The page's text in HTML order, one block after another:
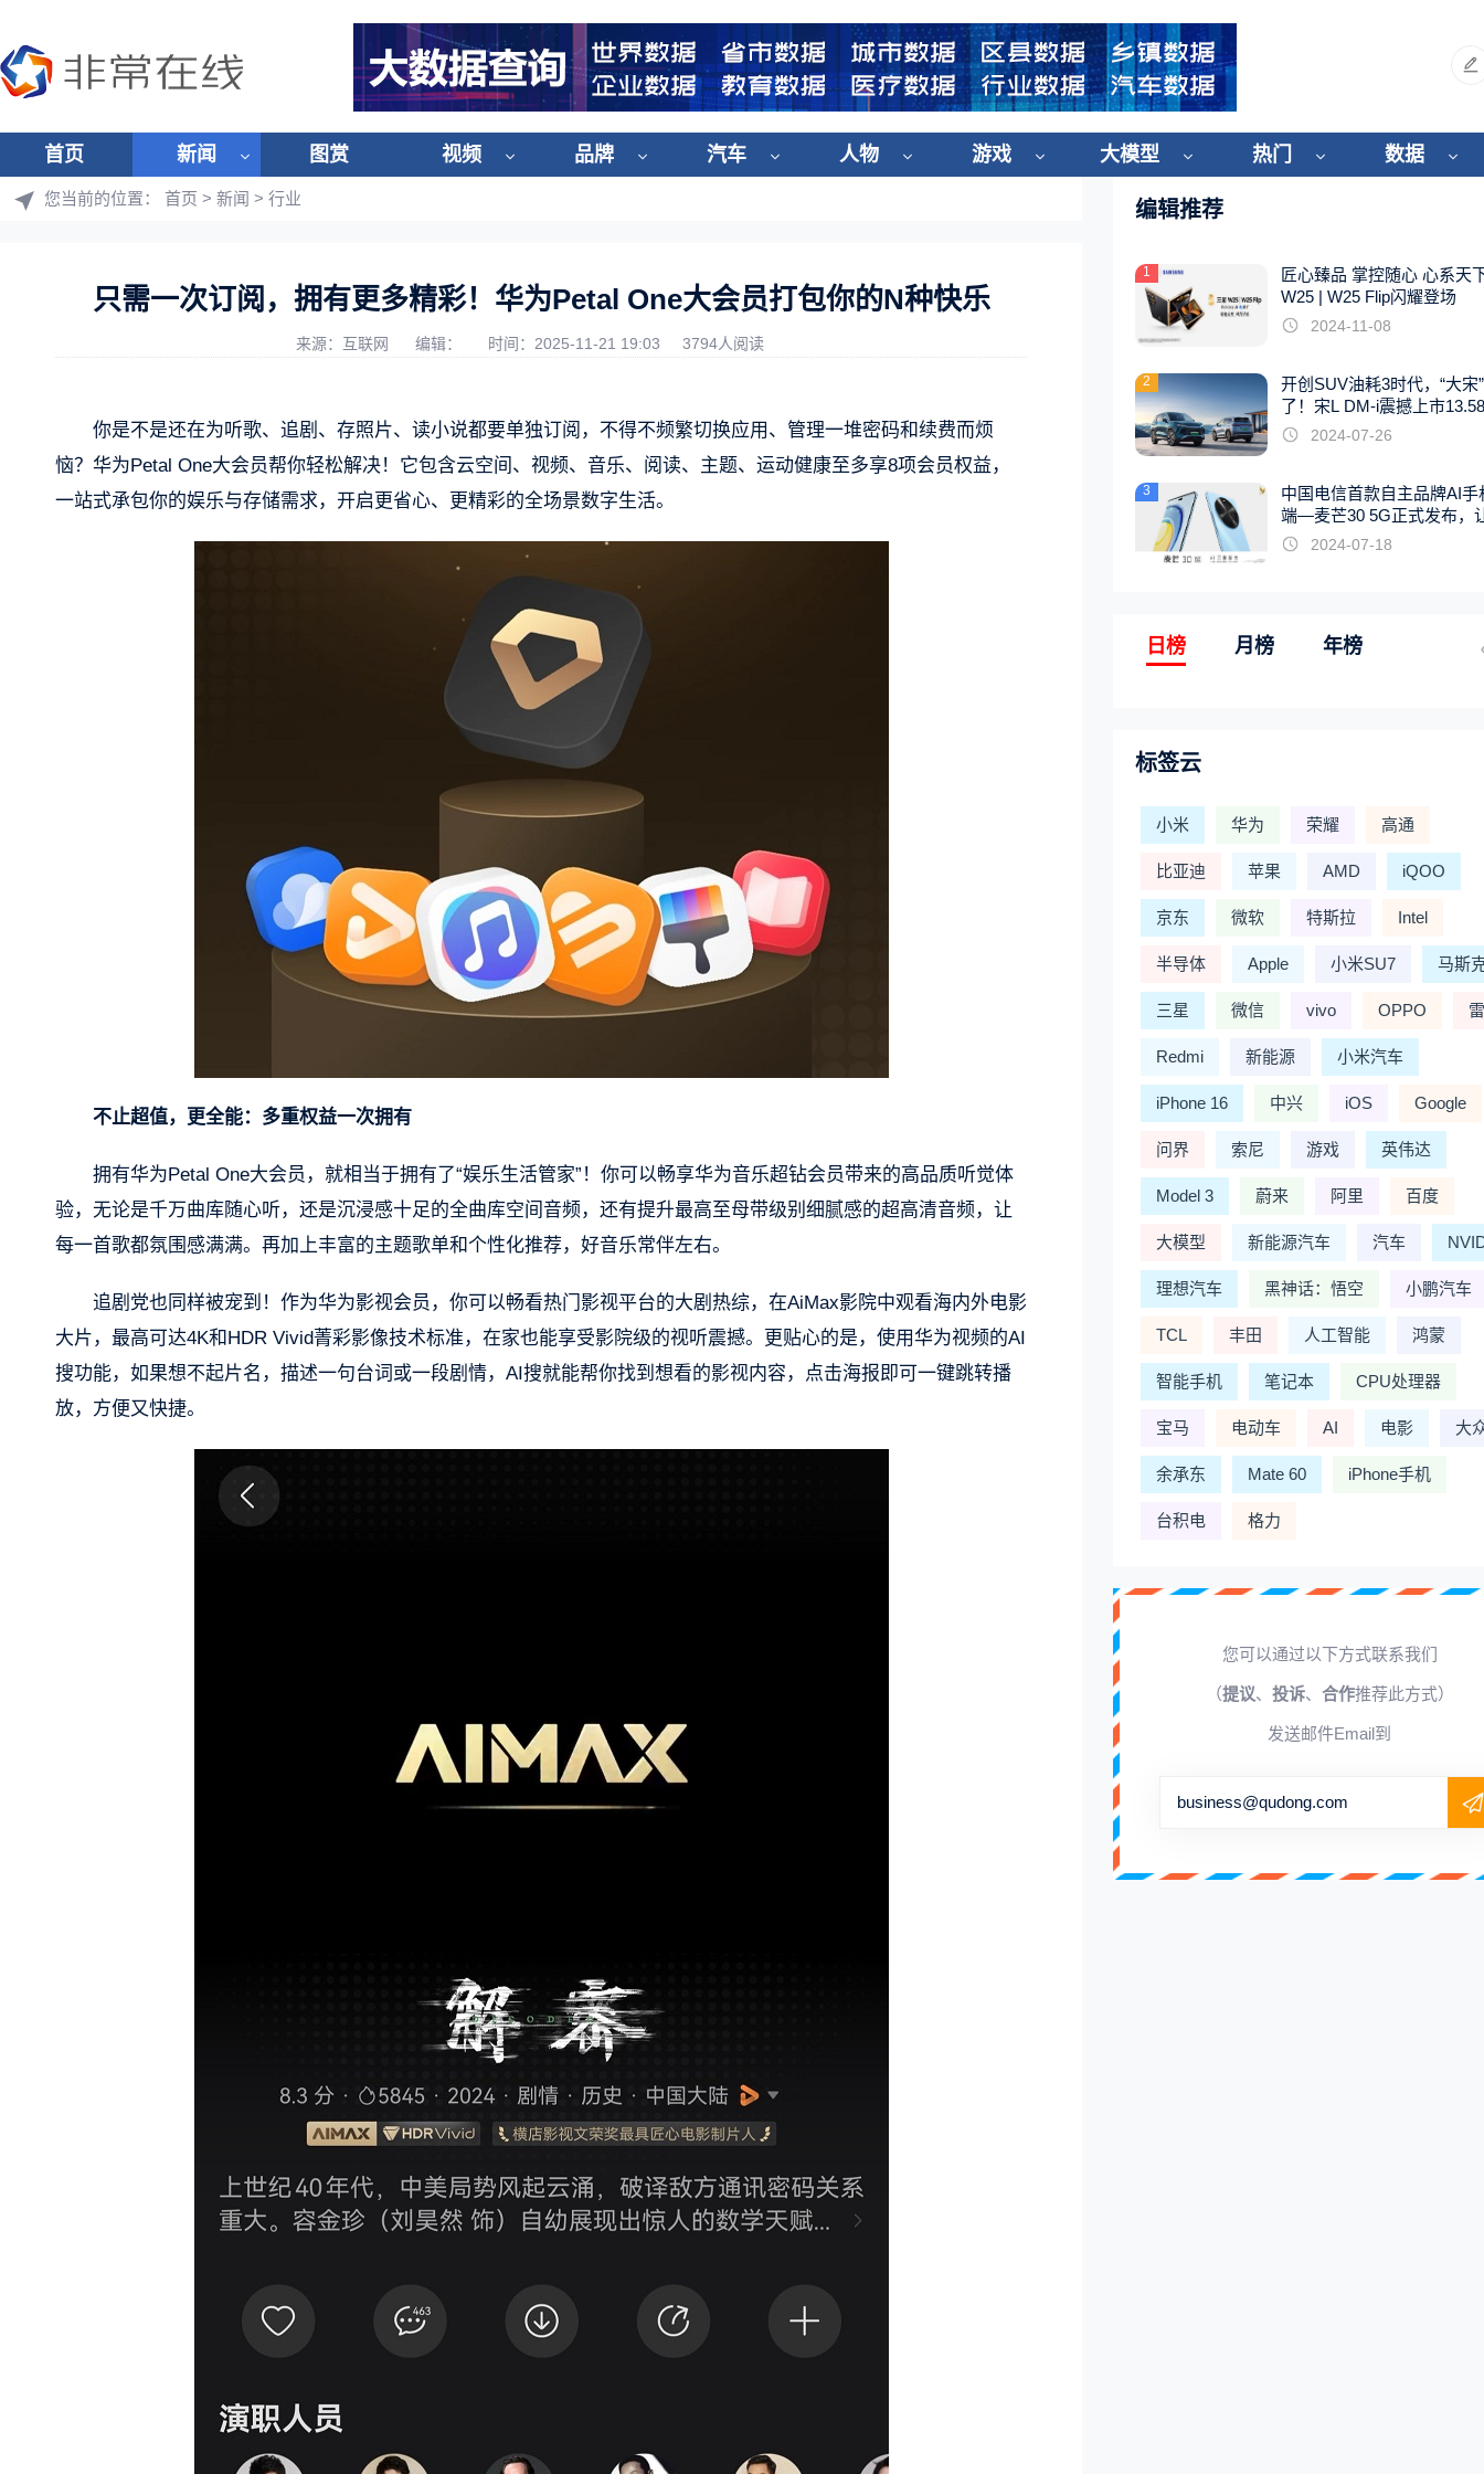
首页 新闻 图赏 视频 品牌 汽车 人物 游戏 大模型 热门 数据
您当前的位置： 首页 > 新闻 > 行业
只需一次订阅，拥有更多精彩！华为Petal One大会员打包你的N种快乐
来源：互联网 编辑： 时间：2025-11-21 19:03 3794人阅读
你是不是还在为听歌、追剧、存照片、读小说都要单独订阅，不得不频繁切换应用、管理一堆密码和续费而烦
恼？华为Petal One大会员帮你轻松解决！它包含云空间、视频、音乐、阅读、主题、运动健康至多享8项会员权益，
一站式承包你的娱乐与存储需求，开启更省心、更精彩的全场景数字生活。
不止超值，更全能：多重权益一次拥有
拥有华为Petal One大会员，就相当于拥有了“娱乐生活管家”！你可以畅享华为音乐超钻会员带来的高品质听觉体
验，无论是千万曲库随心听，还是沉浸感十足的全曲库空间音频，还有提升最高至母带级别细腻感的超高清音频，让
每一首歌都氛围感满满。再加上丰富的主题歌单和个性化推荐，好音乐常伴左右。
追剧党也同样被宠到！作为华为影视会员，你可以畅看热门影视平台的大剧热综，在AiMax影院中观看海内外电影
大片，最高可达4K和HDR Vivid菁彩影像技术标准，在家也能享受影院级的视听震撼。更贴心的是，使用华为视频的AI
搜功能，如果想不起片名，描述一句台词或一段剧情，AI搜就能帮你找到想看的影视内容，点击海报即可一键跳转播
放，方便又快捷。
编辑推荐
1
匠心臻品 掌控随心 心系天
W25 | W25 Flip闪耀登场
2024-11-08
2
开创SUV油耗3时代，“大宋
了！宋L DM-i震撼上市
起
2024-07-26
3
中国电信首款自主品牌AI手
端—麦芒30 5G正式发布，
触手可及2024-07-18
日榜 月榜 年榜
标签云
小米 华为 荣耀 高通
比亚迪 苹果 AMD iQOO
京东 微软 特斯拉 Intel
半导体 Apple 小米SU7 马斯
三星 微信 vivo OPPO
Redmi 新能源 小米汽车
iPhone 16 中兴 iOS Google
问界 索尼 游戏 英伟达
Model 3 蔚来 阿里 百度
大模型 新能源汽车 汽车
理想汽车 黑神话：悟空 小鹏汽车
TCL 丰田 人工智能 鸿蒙
智能手机 笔记本 CPU处理器
宝马 电动车 AI 电影 大
余承东 Mate 60 iPhone手机
台积电 格力
您可以通过以下方式联系我们
（提议、 投诉、 合作推荐此方式）
发送邮件Email到
business@qudong.com